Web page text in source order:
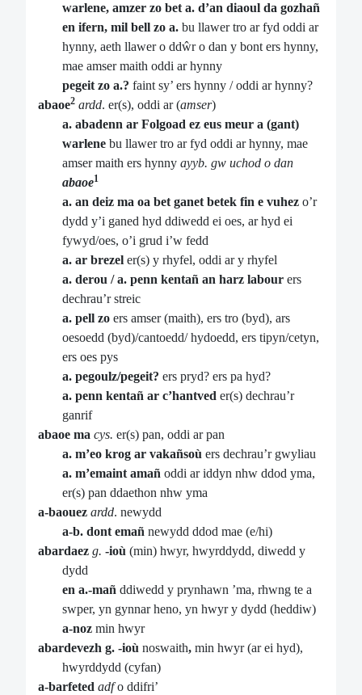
warlene, amzer zo bet a. d’an diaoul da gozhañ
en ifern, mil bell zo a. bu llawer tro ar fyd oddi ar
hynny, aeth llawer o ddŵr o dan y bont ers hynny,
mae amser maith oddi ar hynny
pegeit zo a.? faint sy’ ers hynny / oddi ar hynny?
abaoe2 ardd. er(s), oddi ar (amser)
a. abadenn ar Folgoad ez eus meur a (gant)
warlene bu llawer tro ar fyd oddi ar hynny, mae
amser maith ers hynny ayyb. gw uchod o dan
abaoe1
a. an deiz ma oa bet ganet betek fin e vuhez o’r
dydd y’i ganed hyd ddiwedd ei oes, ar hyd ei
fywyd/oes, o’i grud i’w fedd
a. ar brezel er(s) y rhyfel, oddi ar y rhyfel
a. derou / a. penn kentañ an harz labour ers
dechrau’r streic
a. pell zo ers amser (maith), ers tro (byd), ars
oesoedd (byd)/cantoedd/ hydoedd, ers tipyn/cetyn,
ers oes pys
a. pegoulz/pegeit? ers pryd? ers pa hyd?
a. penn kentañ ar c’hantved er(s) dechrau’r
ganrif
abaoe ma cys. er(s) pan, oddi ar pan
a. m’eo krog ar vakañsoù ers dechrau’r gwyliau
a. m’emaint amañ oddi ar iddyn nhw ddod yma,
er(s) pan ddaethon nhw yma
a-baouez ardd. newydd
a-b. dont emañ newydd ddod mae (e/hi)
abardaez g. -ioù (min) hwyr, hwyrddydd, diwedd y
dydd
en a.-mañ ddiwedd y prynhawn ’ma, rhwng te a
swper, yn gynnar heno, yn hwyr y dydd (heddiw)
a-noz min hwyr
abardevezh g. -ioù noswaith, min hwyr (ar ei hyd),
hwyrddydd (cyfan)
a-barfeted adfo ddifri’